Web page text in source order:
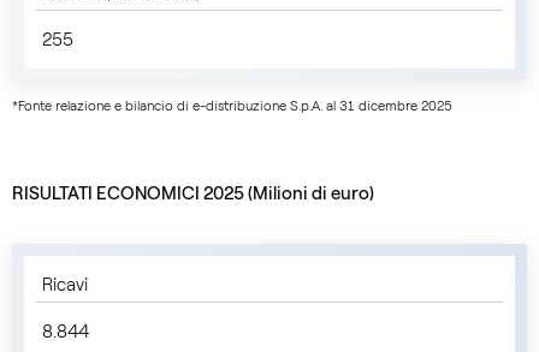
255
*Fonte relazione e bilancio di e-distribuzione S.p.A. al 31 dicembre 2025
RISULTATI ECONOMICI 2025 (Milioni di euro)
Ricavi
8.844